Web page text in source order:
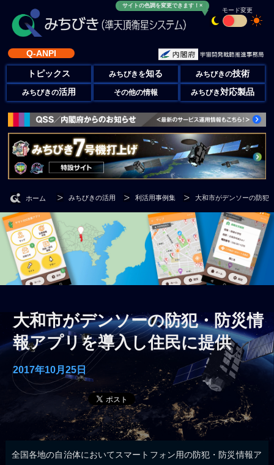
サイトの色調を変更できます！×
モード変更
Q-ANPI
トピックス みちびきを知る みちびきの技術
みちびきの活用 その他の情報 みちびき対応製品
ホーム みちびきの活用 利活用事例集 大和市がデンソーの防犯
大和市がデンソーの防犯・防災情
報アプリを導入し住民に提供
2017年10月25日
全国各地の自治体においてスマートフォン用の防犯・防災情報ア